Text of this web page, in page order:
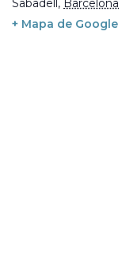
Sabadell , Barcelona
+ Mapa de Google